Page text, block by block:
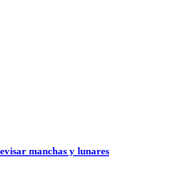
manchas y lunares